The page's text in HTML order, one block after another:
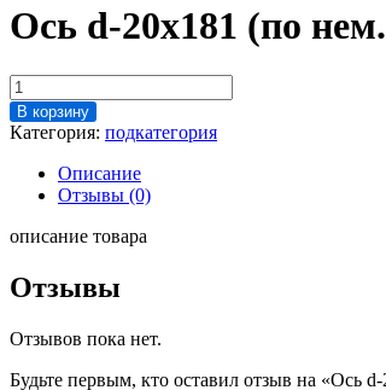
Ось d-20х181 (по
Количество
товара
Ось
20х181
образцу)
3462
В корзину
Категория: подкатегория
Описание
Отзывы (0)
описание товара
Отзывы
Отзывов пока нет.
Будьте первым, кто оставил отзыв на «Ось